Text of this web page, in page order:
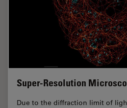
Super-Resolution
Due to the diffraction limit of